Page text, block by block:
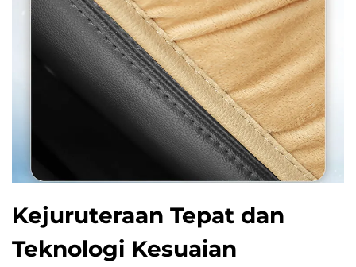
Kejuruteraan Tepat dan
Teknologi Kesuaian